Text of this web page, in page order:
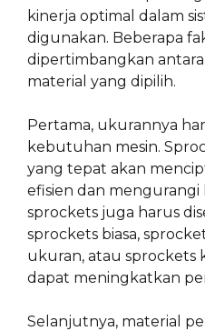
kinerja optimal dalam
digunakan. Beberapa
dipertimbangkan
material yang dipilih.
Pertama, ukurannya
kebutuhan mesin.
yang tepat akan
efisien dan mengurangi
sprockets juga harus
sprockets biasa,
ukuran, atau sprockets
dapat meningkatkan
Selanjutnya, material